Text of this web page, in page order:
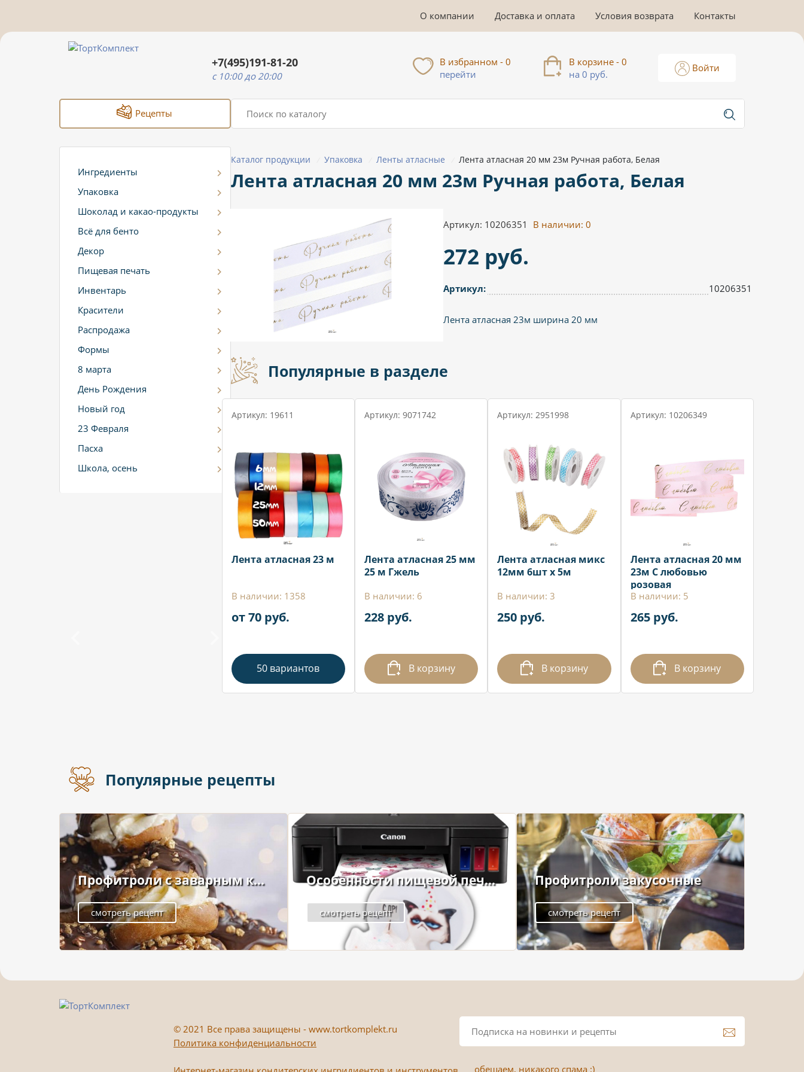
О компании Доставка и оплата Условия возврата Контакты
+7(495)191-81-20
c 10:00 до 20:00
В избранном - 0
перейти
В корзине - 0
на 0 руб.
Войти
Рецепты
Ингредиенты
Упаковка
Шоколад и какао-продукты
Всё для бенто
Декор
Пищевая печать
Инвентарь
Красители
Распродажа
Формы
8 марта
День Рождения
Новый год
23 Февраля
Пасха
Школа, осень
Каталог продукции Упаковка Ленты атласные Лента атласная 20 мм 23м Ручная работа, Белая
Лента атласная 20 мм 23м Ручная работа, Белая
Артикул: 10206351 В наличии:0
272 руб.
Артикул: 10206351
Лента атласная 23м ширина 20 мм
Популярные в разделе
Артикул: 19611
Лента атласная 23 м
В наличии: 1358
от 70 руб.
50 вариантов
Артикул: 9071742
Лента атласная 25 мм
25 м Гжель
В наличии: 6
228 руб.
В корзину
Артикул: 2951998
Лента атласная микс
12мм 6шт х 5м
В наличии: 3
250 руб.
В корзину
Артикул: 10206349
Лента атласная 20 мм
23м С любовью
розовая
В наличии: 5
265 руб.
В корзину
Популярные рецепты
Профитроли с заварным к...
смотреть рецепт
Особенности пищевой печ...
смотреть рецепт
Профитроли закусочные
смотреть рецепт
© 2021 Все права защищены - www.tortkomplekt.ru
Политика конфиденциальности
обещаем, никакого спама :)